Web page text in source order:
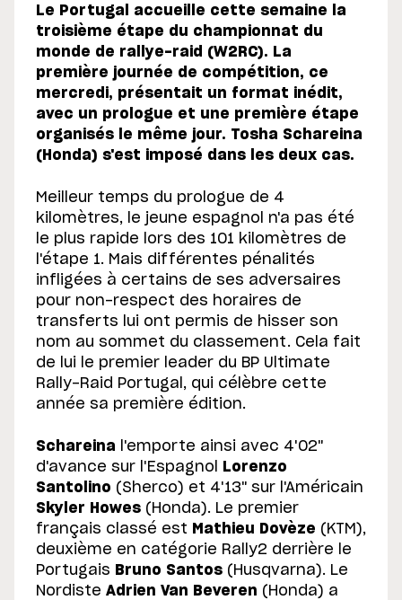
Le Portugal accueille cette semaine la
troisième étape du championnat du
monde de rallye-raid (W2RC). La
première journée de compétition, ce
mercredi, présentait un format inédit,
avec un prologue et une première étape
organisés le même jour. Tosha Schareina
(Honda) s'est imposé dans les deux cas.
Meilleur temps du prologue de 4
kilomètres, le jeune espagnol n'a pas été
le plus rapide lors des 101 kilomètres de
l'étape 1. Mais différentes pénalités
infligées à certains de ses adversaires
pour non-respect des horaires de
transferts lui ont permis de hisser son
nom au sommet du classement. Cela fait
de lui le premier leader du BP Ultimate
Rally-Raid Portugal, qui célèbre cette
année sa première édition.
Schareina l'emporte ainsi avec 4'02"
d'avance sur l'Espagnol
Lorenzo
Santolino (Sherco) et 4'13" sur l'Américain
Skyler Howes (Honda). Le premier
français classé est Mathieu Dovèze (KTM),
deuxième en catégorie Rally2 derrière le
Portugais Bruno Santos (Husqvarna). Le
Nordiste Adrien Van Beveren (Honda) a